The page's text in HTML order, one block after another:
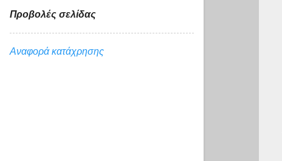
Προβολές σελίδας
Αναφορά κατάχρησης